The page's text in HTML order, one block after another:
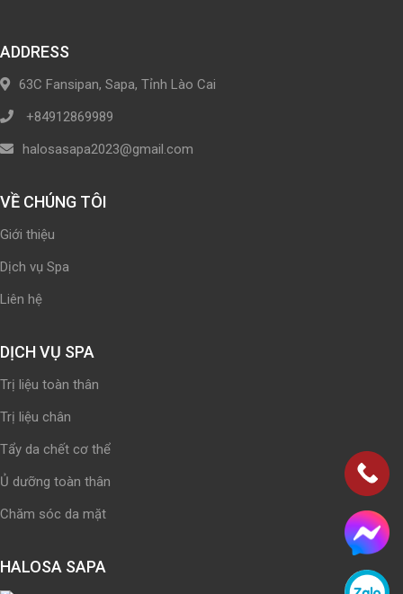
ADDRESS
63C Fansipan, Sapa, Tỉnh Lào Cai
+84912869989
halosasapa2023@gmail.com
VỀ CHÚNG TÔI
Giới thiệu
Dịch vụ Spa
Liên hệ
DỊCH VỤ SPA
Trị liệu toàn thân
Trị liệu chân
Tẩy da chết cơ thể
Ủ dưỡng toàn thân
Chăm sóc da mặt
HALOSA SAPA